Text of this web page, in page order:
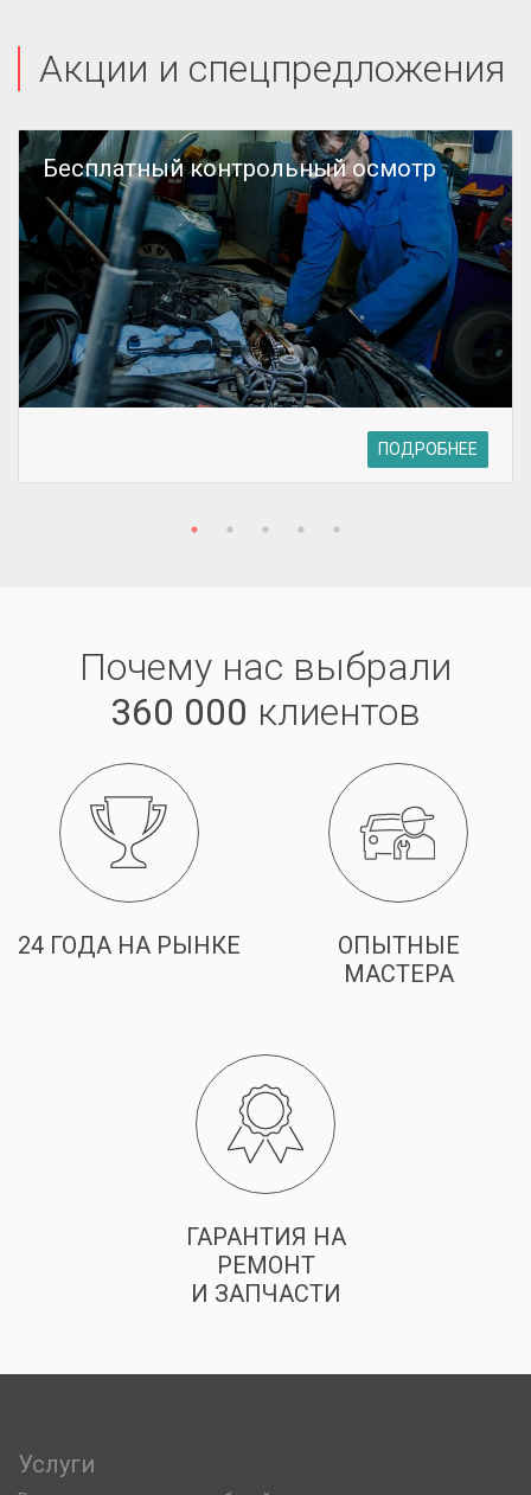
Акции и спецпредложения
Бесплатный контрольный осмотр
ПОДРОБНЕЕ
Почему нас выбрали
360 000 клиентов
24 ГОДА НА РЫНКЕ
ОПЫТНЫЕ
МАСТЕРА
ГАРАНТИЯ НА
РЕМОНТ
И ЗАПЧАСТИ
Услуги